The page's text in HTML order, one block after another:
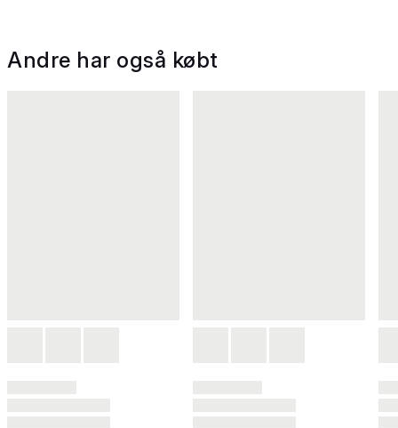
Andre har også købt